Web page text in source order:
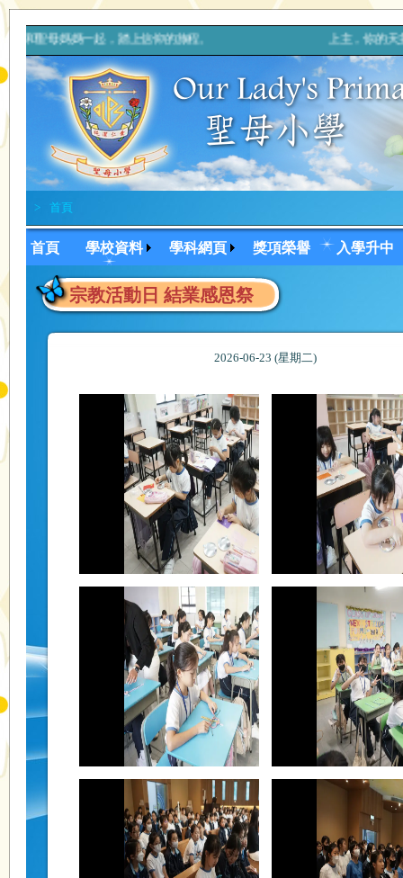
，和聖母媽媽一起，踏上信仰的旅程。 上主，你的天主
> 首頁
首頁 學校資料 學科網頁 獎項榮譽 入學升中
宗教活動日 結業感恩祭
2026-06-23 (星期二)